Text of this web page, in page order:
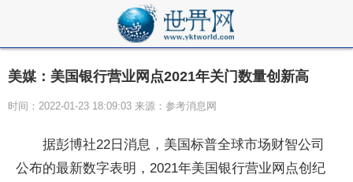
美媒：美国银行营业网点2021年关门数量创新高
时间：2022-01-23 18:09:03 来源：参考消息网
据彭博社22日消息，美国标普全球市场财智公司
公布的最新数字表明，2021年美国银行营业网点创纪